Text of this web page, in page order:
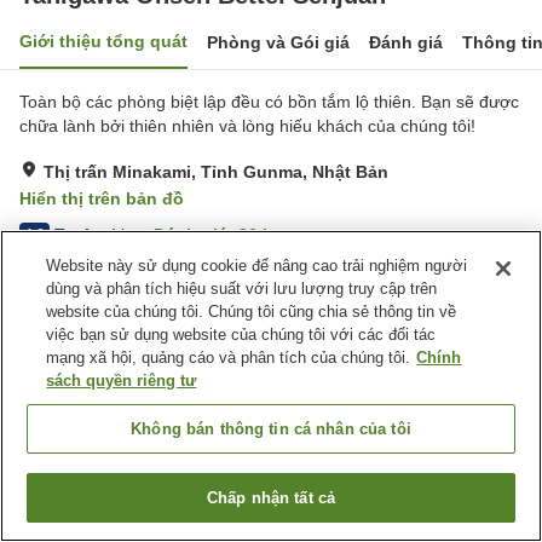
Giới thiệu tổng quát Phòng và Gói giá Đánh giá Thông
Toàn bộ các phòng biệt lập đều có bồn tắm lộ thiên. Bạn sẽ được
chữa lành bởi thiên nhiên và lòng hiếu khách của chúng tôi!
Thị trấn Minakami, Tỉnh Gunma, Nhật Bản
Hiển thị trên bản đồ
4.6 Tuyệt vời Đánh giá:86lượt
Tiện nghi chỗ nghỉ
Bãi đỗ xe
Xông hơi
Spa / Salon
Phòng ăn riêng
Nhật Bản Tỉnh Gunma
Thị trấn Minakami
Tanigawa Onsen Bettei Senjuan
Tìm phòng trống
Website này sử dụng cookie để nâng cao trải nghiệm người
dùng và phân tích hiệu suất với lưu lượng truy cập trên
website của chúng tôi. Chúng tôi cũng chia sẻ thông tin về
việc bạn sử dụng website của chúng tôi với các đối tác
mạng xã hội, quảng cáo và phân tích của chúng tôi. Chính
sách quyền riêng tư
Không bán thông tin cá nhân của tôi
Chấp nhận tất cả